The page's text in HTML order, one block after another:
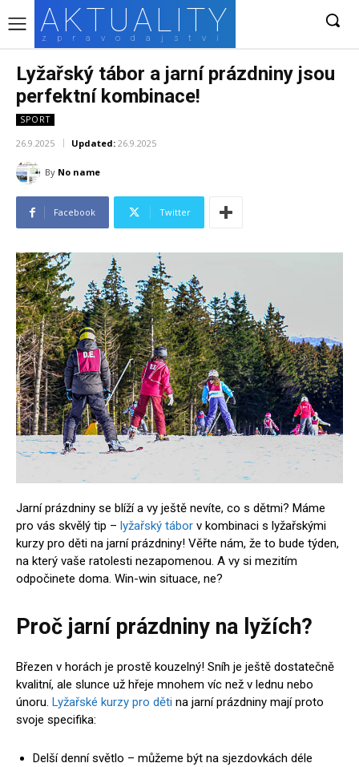
AKTUALITY
zpravodajství
Lyžařský tábor a jarní prázdniny jsou
perfektní kombinace!
SPORT
26.9.2025 Updated: 26.9.2025
By No name
Facebook Twitter
Jarní prázdniny se blíží a vy ještě nevíte, co s dětmi? Máme
pro vás skvělý tip – lyžařský tábor v kombinaci s lyžařskými
kurzy pro děti na jarní prázdniny! Věřte nám, že to bude týden,
na který vaše ratolesti nezapomenou. A vy si mezitím
odpočinete doma. Win-win situace, ne?
Proč jarní prázdniny na lyžích?
Březen v horách je prostě kouzelný! Sníh je ještě dostatečně
kvalitní, ale slunce už hřeje mnohem víc než v lednu nebo
únoru. Lyžařské kurzy pro děti na jarní prázdniny mají proto
svoje specifika:
Delší denní světlo – můžeme být na sjezdovkách déle